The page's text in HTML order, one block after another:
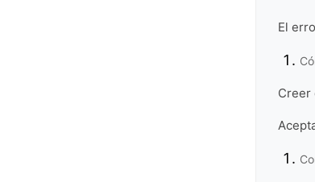
El
Creer